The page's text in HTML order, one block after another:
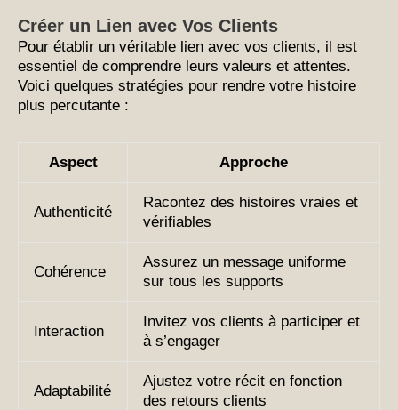
Créer un Lien avec Vos Clients
Pour établir un véritable lien avec vos clients, il est
essentiel de comprendre leurs valeurs et attentes.
Voici quelques stratégies pour rendre votre histoire
plus percutante :
Aspect Approche
Authenticité
Racontez des histoires vraies et
vérifiables
Cohérence
Assurez un message uniforme
sur tous les supports
Interaction
Invitez vos clients à participer et
à s’engager
Adaptabilité
Ajustez votre récit en fonction
des retours clients